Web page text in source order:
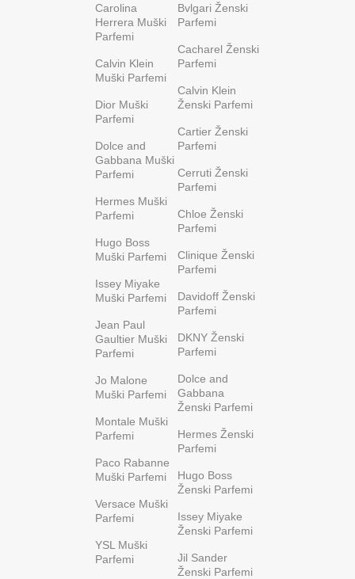
Carolina
Herrera Muški
Parfemi
Calvin Klein
Muški Parfemi
Dior Muški
Parfemi
Dolce and
Gabbana Muški
Parfemi
Hermes Muški
Parfemi
Hugo Boss
Muški Parfemi
Issey Miyake
Muški Parfemi
Jean Paul
Gaultier Muški
Parfemi
Jo Malone
Muški Parfemi
Montale Muški
Parfemi
Paco Rabanne
Muški Parfemi
Versace Muški
Parfemi
YSL Muški
Parfemi
Bvlgari Ženski
Parfemi
Cacharel Ženski
Parfemi
Calvin Klein
Ženski Parfemi
Cartier Ženski
Parfemi
Cerruti Ženski
Parfemi
Chloe Ženski
Parfemi
Clinique Ženski
Parfemi
Davidoff Ženski
Parfemi
DKNY Ženski
Parfemi
Dolce and
Gabbana
Ženski Parfemi
Hermes Ženski
Parfemi
Hugo Boss
Ženski Parfemi
Issey Miyake
Ženski Parfemi
Jil Sander
Ženski Parfemi